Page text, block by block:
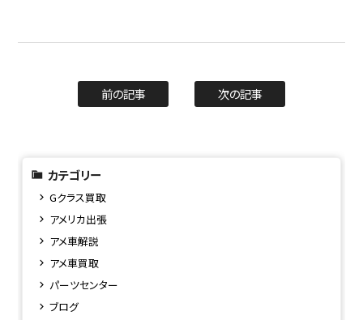
前の記事 次の記事
カテゴリー
Gクラス買取
アメリカ出張
アメ車解説
アメ車買取
パーツセンター
ブログ